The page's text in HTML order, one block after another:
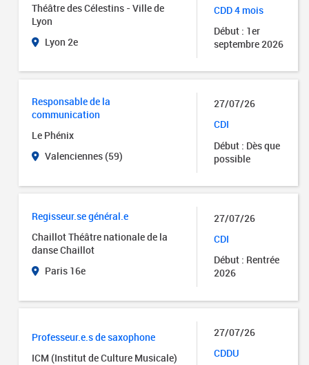
Théâtre des Célestins - Ville de
Lyon
Lyon 2e
CDD 4 mois
Début : 1er
septembre 2026
Responsable de la
communication
Le Phénix
Valenciennes (59)
27/07/26
CDI
Début : Dès que
possible
Regisseur.se général.e
Chaillot Théâtre nationale de la
danse Chaillot
Paris 16e
27/07/26
CDI
Début : Rentrée
2026
Professeur.e.s de saxophone
ICM (Institut de Culture Musicale)
27/07/26
CDDU